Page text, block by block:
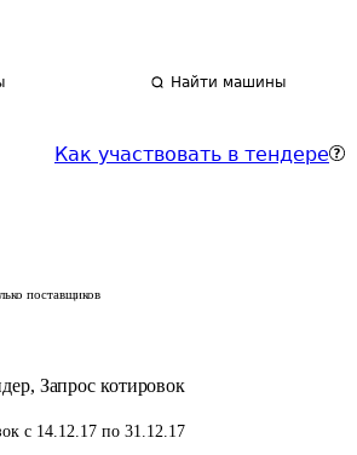
Найти машины
Как участвовать в тендере
поставщиков
, Запрос котировок
с 14.12.17 по 31.12.17